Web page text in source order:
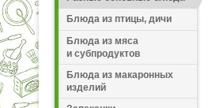
Блюда из птицы, дичи
Блюда из мяса
и субпродуктов
Блюда из макаронных
изделий